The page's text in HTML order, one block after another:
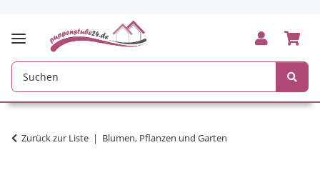
Zurück zur Liste Blumen, Pflanzen und Garten